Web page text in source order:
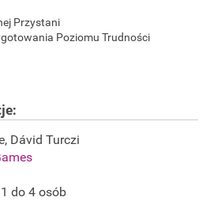
Przystani
Poziomu Trudności
Dávid Turczi
do 4 osób